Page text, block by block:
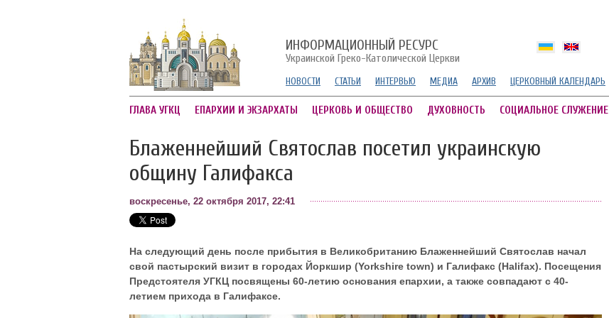
ИНФОРМАЦИОННЫЙ РЕСУРС
Украинской Греко-Католической Церкви
НОВОСТИ СТАТЬИ ИНТЕРВЬЮ МЕДИА АРХИВ ЦЕРКОВНЫЙ КАЛЕНДАРЬ
ГЛАВА УГКЦ ЕПАРХИИ И ЭКЗАРХАТЫ ЦЕРКОВЬ И ОБЩЕСТВО ДУХОВНОСТЬ СОЦИАЛЬНОЕ СЛУЖЕНИЕ
Блаженнейший Святослав посетил украинскую
общину Галифакса
воскресенье, 22 октября 2017, 22:41
На следующий день после прибытия в Великобританию Блаженнейший Святослав начал
свой пастырский визит в городах Йоркшир (Yorkshire town) и Галифакс (Halifax). Посещения
Предстоятеля УГКЦ посвящены 60-летию основания епархии, а также совпадают с 40-
летием прихода в Галифаксе.